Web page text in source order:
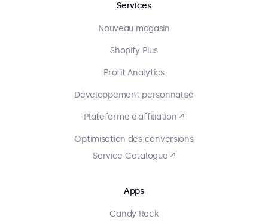
Services
Nouveau magasin
Shopify Plus
Profit Analytics
Développement personnalisé
Plateforme d'affiliation ↗
Optimisation des conversions
Service Catalogue ↗
Apps
Candy Rack